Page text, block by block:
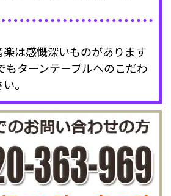
楽は感慨深いものがあります
もターンテーブルへのこだわ
。